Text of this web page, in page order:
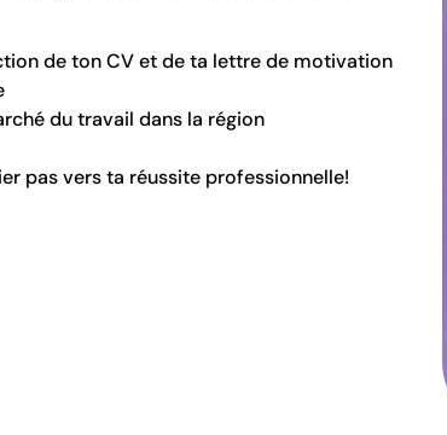
de ton CV et de ta lettre de motivation
du travail dans la région
pas vers ta réussite professionnelle!